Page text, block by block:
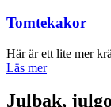
Tomtekakor
Här är ett lite mer
Läs mer
Julbak,